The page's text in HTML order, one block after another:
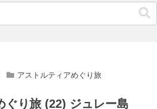
アストルティアめぐり旅
ぐり旅 (22) ジュレー島